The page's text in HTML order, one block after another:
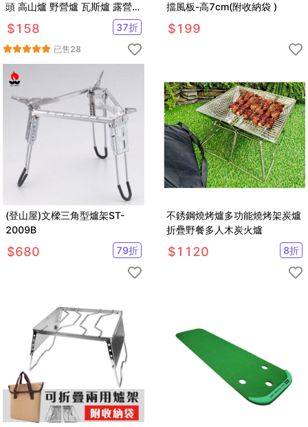
頭 高山爐 野營爐 瓦斯爐 露營爐
頭 攻頂爐 長氣罐轉接頭
$158 37折
已售28
擋風板-高7cm(附收納袋 )
$199
(登山屋)文樑三角型爐架ST-
2009B
$680 79折
不銹鋼燒烤爐多功能燒烤架炭爐
折疊野餐多人木炭火爐
$1120 8折